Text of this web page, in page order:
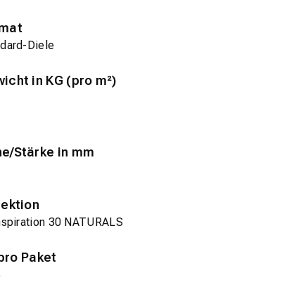
Diele
in KG (pro m²)
Stärke in mm
30 NATURALS
Paket